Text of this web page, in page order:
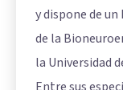
y dispone de
de la
la Universidad
Entre sus